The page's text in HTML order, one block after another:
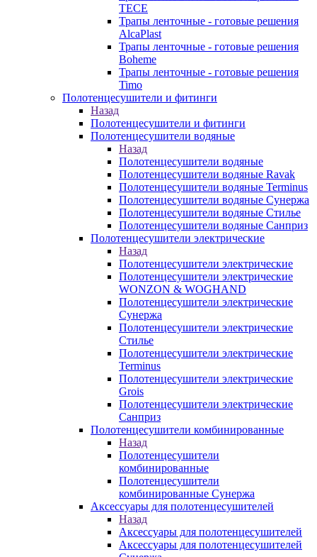
TECE
Трапы ленточные - готовые решения
AlcaPlast
Трапы ленточные - готовые решения
Boheme
Трапы ленточные - готовые решения
Timo
Полотенцесушители и фитинги
Назад
Полотенцесушители и фитинги
Полотенцесушители водяные
Назад
Полотенцесушители водяные
Полотенцесушители водяные Ravak
Полотенцесушители водяные Terminus
Полотенцесушители водяные Сунержа
Полотенцесушители водяные Стилье
Полотенцесушители водяные Санприз
Полотенцесушители электрические
Назад
Полотенцесушители электрические
Полотенцесушители электрические
WONZON & WOGHAND
Полотенцесушители электрические
Сунержа
Полотенцесушители электрические
Стилье
Полотенцесушители электрические
Terminus
Полотенцесушители электрические
Grois
Полотенцесушители электрические
Санприз
Полотенцесушители комбинированные
Назад
Полотенцесушители
комбинированные
Полотенцесушители
комбинированные Сунержа
Аксессуары для полотенцесушителей
Назад
Аксессуары для полотенцесушителей
Аксессуары для полотенцесушителей